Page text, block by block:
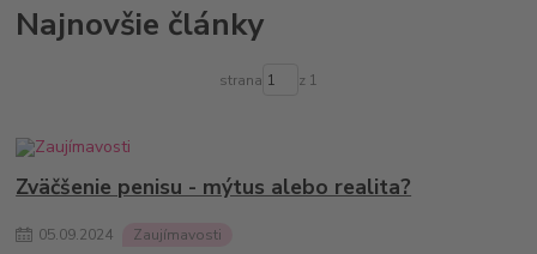
Najnovšie články
strana z 1
Zväčšenie penisu - mýtus alebo realita?
05.09.2024 Zaujímavosti